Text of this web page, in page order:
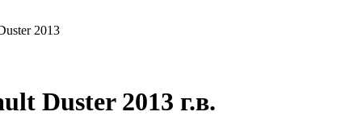
2013
Duster 2013 г.в.